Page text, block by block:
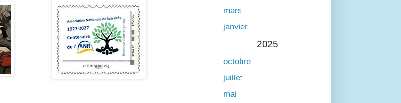
mars
janvier
2025
octobre
juillet
mai